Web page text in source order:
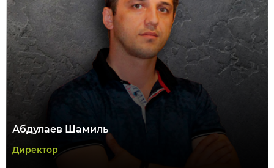
Абдулаев Шамиль
Директор